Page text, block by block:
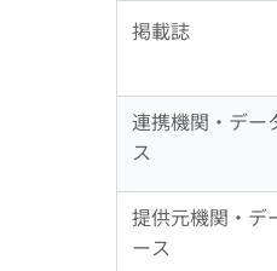
掲載誌
連携機関・デー
ス
提供元機関・デ
ース